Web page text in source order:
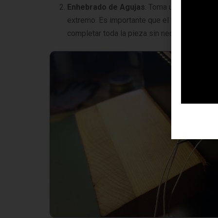
Enhebrado de Agujas: Toma un hilo largo
extremo. Es importante que el hilo sea lo
completar toda la pieza sin necesidad de